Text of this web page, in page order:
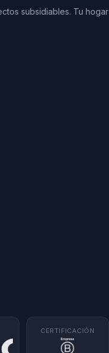
subsidiables. Tu hogar
CERTIFICACIÓN